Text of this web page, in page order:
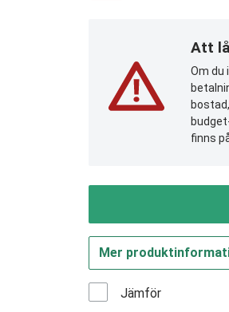
Att
Om du
finns
Mer
Jämför